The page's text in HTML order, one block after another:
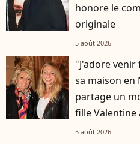
honore le
originale
5 août 2026
"J'adore
sa maison en
partage un
fille Valentine
5 août 2026